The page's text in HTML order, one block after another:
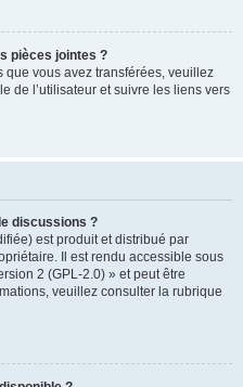
pièces jointes ?
que vous avez transférées, veuillez
de l’utilisateur et suivre les liens vers
discussions ?
est produit et distribué par
Il est rendu accessible sous
2 (GPL-2.0) » et peut être
veuillez consulter la rubrique